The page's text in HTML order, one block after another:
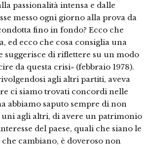
passionalità intensa e dalle
messo ogni giorno alla prova da
fino in fondo? Ecco che
ed ecco che cosa consiglia una
suggerisce di riflettere su un modo
da questa crisi» (febbraio 1978).
agli altri partiti, aveva
ci siamo trovati concordi nelle
abbiamo saputo sempre di non
uni agli altri, di avere un patrimonio
del paese, quali che siano le
cambiano, è doveroso non